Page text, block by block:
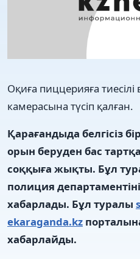
Оқиға пиццерияға
камерасына түсіп қалған.
Қарағандыда белгісіз
орын беруден бас
соққыға жықты. Бұл
полиция
хабарлады. Бұл туралы
ekaraganda.kz
хабарлайды.